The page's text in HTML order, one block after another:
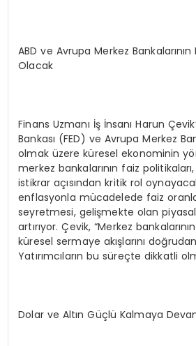
ABD ve Avrupa Merkez Bankalarının
Olacak
Finans Uzmanı İş İnsanı Harun
Bankası (FED) ve Avrupa Merkez
olmak üzere küresel ekonominin
merkez bankalarının faiz
istikrar açısından kritik rol
enflasyonla mücadelede faiz
seyretmesi, gelişmekte olan
artırıyor. Çevik, “Merkez
küresel sermaye akışlarını
Yatırımcıların bu süreçte dikkatli
Dolar ve Altın Güçlü Kalmaya